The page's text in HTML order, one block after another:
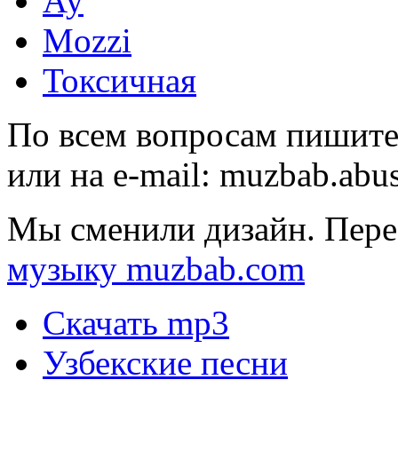
Mozzi
Токсичная
По всем вопросам
или на e-mail:
Мы сменили дизайн.
музыку muzbab.com
Скачать mp3
Узбекские песни